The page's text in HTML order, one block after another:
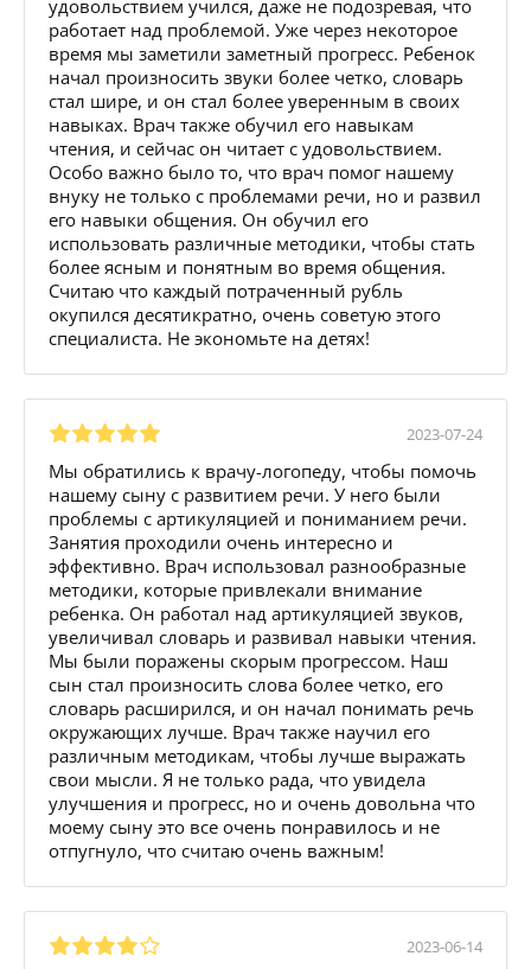
удовольствием учился, даже не подозревая, что
работает над проблемой. Уже через некоторое
время мы заметили заметный прогресс. Ребенок
начал произносить звуки более четко, словарь
стал шире, и он стал более уверенным в своих
навыках. Врач также обучил его навыкам
чтения, и сейчас он читает с удовольствием.
Особо важно было то, что врач помог нашему
внуку не только с проблемами речи, но и развил
его навыки общения. Он обучил его
использовать различные методики, чтобы стать
более ясным и понятным во время общения.
Считаю что каждый потраченный рубль
окупился десятикратно, очень советую этого
специалиста. Не экономьте на детях!
2023-07-24
Мы обратились к врачу-логопеду, чтобы помочь
нашему сыну с развитием речи. У него были
проблемы с артикуляцией и пониманием речи.
Занятия проходили очень интересно и
эффективно. Врач использовал разнообразные
методики, которые привлекали внимание
ребенка. Он работал над артикуляцией звуков,
увеличивал словарь и развивал навыки чтения.
Мы были поражены скорым прогрессом. Наш
сын стал произносить слова более четко, его
словарь расширился, и он начал понимать речь
окружающих лучше. Врач также научил его
различным методикам, чтобы лучше выражать
свои мысли. Я не только рада, что увидела
улучшения и прогресс, но и очень довольна что
моему сыну это все очень понравилось и не
отпугнуло, что считаю очень важным!
2023-06-14